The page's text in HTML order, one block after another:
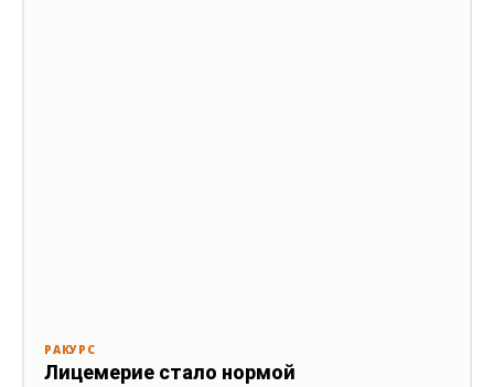
РАКУРС
Лицемерие стало нормой